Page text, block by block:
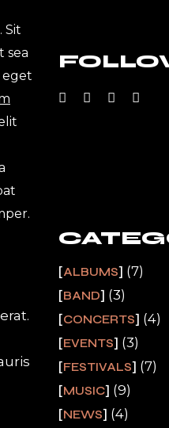
Sit
sea
eget
ALBUMS (7)
BAND (3)
CONCERTS (4)
EVENTS (3)
FESTIVALS (7)
MUSIC (9)
NEWS (4)